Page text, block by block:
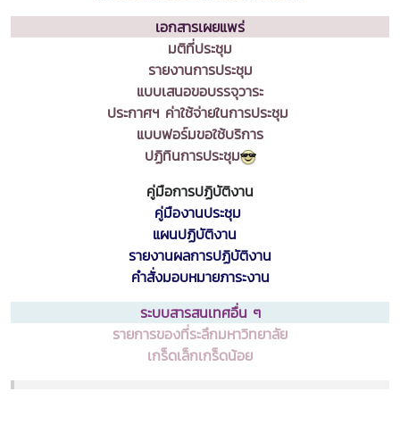
เอกสารเผยแพร่
มติที่ประชุม
รายงานการประชุม
แบบเสนอขอบรรจุวาระ
ประกาศฯ ค่าใช้จ่ายในการประชุม
แบบฟอร์มขอใช้บริการ
ปฏิทินการประชุม
คู่มือการปฏิบัติงาน
คู่มืองานประชุม
แผนปฏิบัติงาน
รายงานผลการปฏิบัติงาน
คำสั่งมอบหมายภาระงาน
ระบบสารสนเทศอื่น ๆ
รายการของที่ระลึกมหาวิทยาลัย
เกร็ดเล็กเกร็ดน้อย